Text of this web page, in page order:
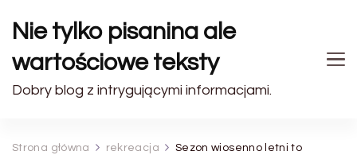
Nie tylko pisanina ale
wartościowe teksty
Dobry blog z intrygującymi informacjami.
Strona główna rekreacja
Sezon wiosenno letni to